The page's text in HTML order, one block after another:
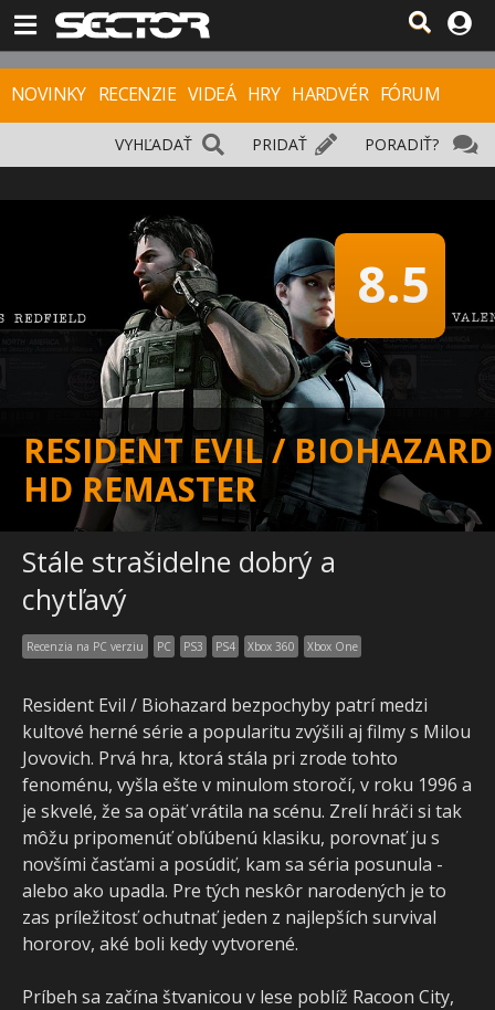
NOVINKY RECENZIE VIDEÁ HRY HARDVÉR FÓRUM
PORADIŤ?
PRIDAŤ
VYHĽADAŤ
RESIDENT EVIL / BIOHAZARD
HD REMASTER
8.5
Stále strašidelne dobrý a
chytľavý
Recenzia na PC verziu PC PS3 PS4 Xbox 360 Xbox One
Resident Evil / Biohazard bezpochyby patrí medzi
kultové herné série a popularitu zvýšili aj filmy s Milou
Jovovich. Prvá hra, ktorá stála pri zrode tohto
fenoménu, vyšla ešte v minulom storočí, v roku 1996 a
je skvelé, že sa opäť vrátila na scénu. Zrelí hráči si tak
môžu pripomenúť obľúbenú klasiku, porovnať ju s
novšími časťami a posúdiť, kam sa séria posunula -
alebo ako upadla. Pre tých neskôr narodených je to
zas príležitosť ochutnať jeden z najlepších survival
hororov, aké boli kedy vytvorené.
Príbeh sa začína štvanicou v lese poblíž Racoon City,